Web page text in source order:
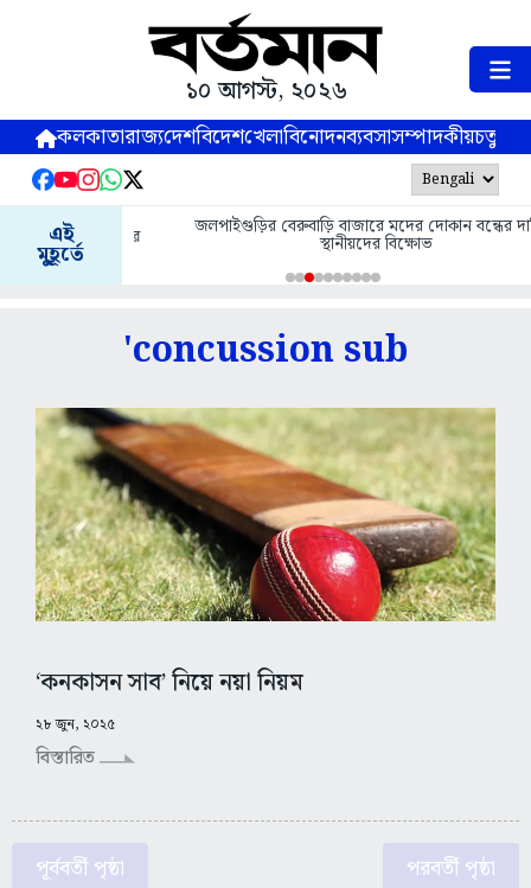
১০ আগস্ট, ২০২৬
কলকাতারাজ্যদেশবিদেশখেলাবিনোদনব্যবসাসম্পাদকীয়
এই
মুহূর্তে
শিবকুমার জলপাইগুড়ির বেরুবাড়ি বাজারে মদের দোকান বন্ধের দাবিতে
স্থানীয়দের বিক্ষোভ
'concussion sub
‘কনকাসন সাব’ নিয়ে নয়া নিয়ম
২৮ জুন, ২০২৫
বিস্তারিত
পূর্ববর্তী পৃষ্ঠা পরবর্তী পৃষ্ঠা